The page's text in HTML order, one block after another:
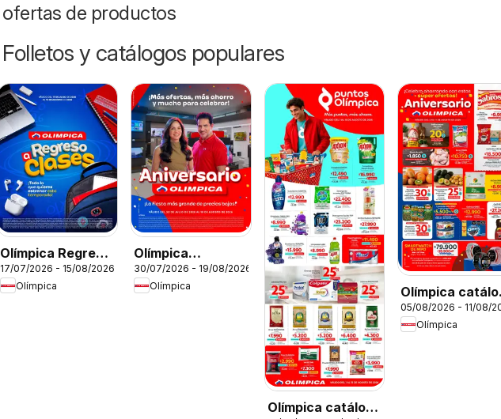
ofertas de productos
Folletos y catálogos populares
Olímpica Regreso
a clases
17/07/2026 - 15/08/2026
Olímpica
Olímpica
Aniversario
Ofertas textil y
30/07/2026 - 19/08/2026
Olímpica
Olímpica catálogo
Olímpica
Aniversario
05/08/2026 - 11/08/
Olímpica